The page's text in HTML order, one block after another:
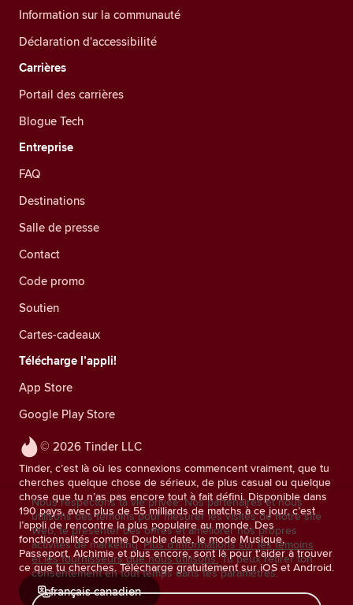
© 2026 Tinder LLC
Tinder, c’est là où les connexions commencent vraiment, que tu
cherches quelque chose de sérieux, de plus casual ou quelque
chose que tu n’as pas encore tout à fait défini. Disponible dans
190 pays, avec plus de 55 milliards de matchs à ce jour, c’est
l’appli de rencontre la plus populaire au monde. Des
fonctionnalités comme Double date, le mode Musique,
Passeport, Alchimie et plus encore, sont là pour t'aider à trouver
ce que tu cherches. Télécharge gratuitement sur iOS et Android.
français canadien
Information sur la communauté
Déclaration d'accessibilité
Carrières
Portail des carrières
Blogue Tech
Entreprise
FAQ
Destinations
Salle de presse
Contact
Code promo
Soutien
Cartes-cadeaux
Télécharge l’appli!
App Store
Google Play Store
Nous respectons ta vie privée. Nos partenaires et nous
utilisons des témoins pour mesurer les visites de notre site
Web, te présenter des offres et améliorer nos propres
activités de marketing. Plus d'informations sur les témoins
et les fournisseurs que nous utilisons. Tu peux retirer ton
consentement en tout temps dans tes paramètres.